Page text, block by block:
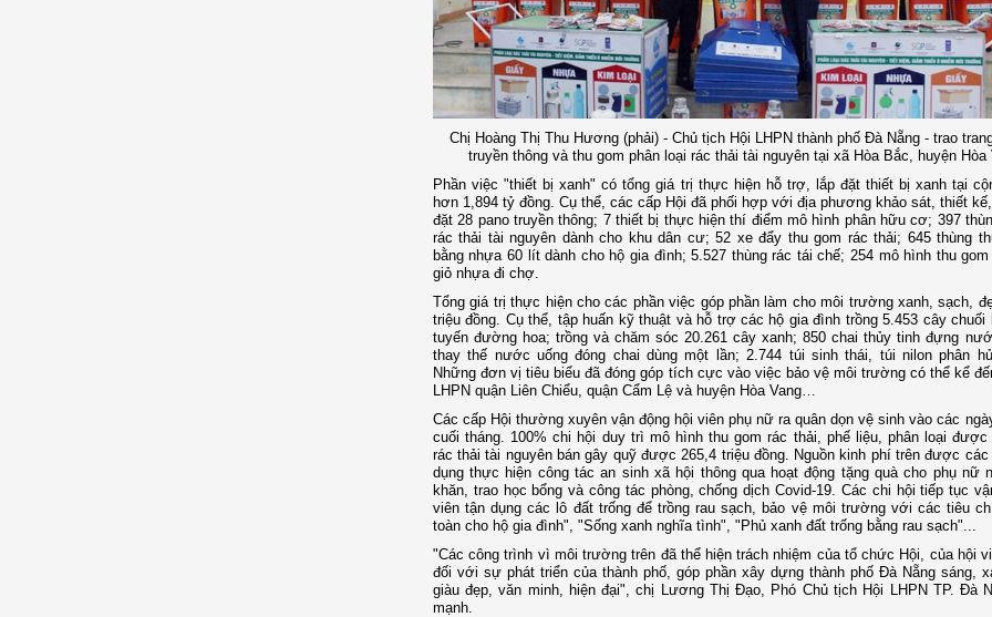
Chị Hoàng Thị Thu Hương (phải) - Chủ tịch Hội LHPN thành phố Đà Nẵng - trao
truyền thông và thu gom phân loại rác thải tài nguyên tại xã Hòa Bắc, huyện Hòa
Phần việc "thiết bị xanh" có tổng giá trị thực hiện hỗ trợ, lắp đặt thiết bị xanh tại
hơn 1,894 tỷ đồng. Cụ thể, các cấp Hội đã phối hợp với địa phương khảo sát, thiết
đặt 28 pano truyền thông; 7 thiết bị thực hiện thí điểm mô hình phân hữu cơ; 397
rác thải tài nguyên dành cho khu dân cư; 52 xe đẩy thu gom rác thải; 645 thùng
bằng nhựa 60 lít dành cho hộ gia đình; 5.527 thùng rác tái chế; 254 mô hình thu
giỏ nhựa đi chợ.
Tổng giá trị thực hiện cho các phần việc góp phần làm cho môi trường xanh, sạch,
triệu đồng. Cụ thể, tập huấn kỹ thuật và hỗ trợ các hộ gia đình trồng 5.453 cây chuối
tuyến đường hoa; trồng và chăm sóc 20.261 cây xanh; 850 chai thủy tinh đựng
thay thế nước uống đóng chai dùng một lần; 2.744 túi sinh thái, túi nilon phân
Những đơn vị tiêu biểu đã đóng góp tích cực vào việc bảo vệ môi trường có thể kể
LHPN quận Liên Chiểu, quận Cẩm Lệ và huyện Hòa Vang…
Các cấp Hội thường xuyên vận động hội viên phụ nữ ra quân dọn vệ sinh vào các
cuối tháng. 100% chi hội duy trì mô hình thu gom rác thải, phế liệu, phân loại được
rác thải tài nguyên bán gây quỹ được 265,4 triệu đồng. Nguồn kinh phí trên được
dụng thực hiện công tác an sinh xã hội thông qua hoạt động tặng quà cho phụ nữ
khăn, trao học bổng và công tác phòng, chống dịch Covid-19. Các chi hội tiếp tục
viên tận dụng các lô đất trống để trồng rau sạch, bảo vệ môi trường với các tiêu
toàn cho hộ gia đình", "Sống xanh nghĩa tình", "Phủ xanh đất trống bằng rau sạch"...
"Các công trình vì môi trường trên đã thể hiện trách nhiệm của tổ chức Hội, của hội
đối với sự phát triển của thành phố, góp phần xây dựng thành phố Đà Nẵng sáng,
giàu đẹp, văn minh, hiện đại", chị Lương Thị Đạo, Phó Chủ tịch Hội LHPN TP. Đà
mạnh.